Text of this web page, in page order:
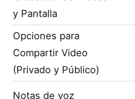
y Pantalla
Opciones para
Compartir Video
(Privado y Público)
Notas de voz